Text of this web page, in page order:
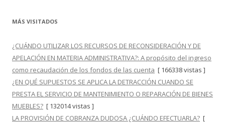
MÁS VISITADOS
¿CUÁNDO UTILIZAR LOS RECURSOS DE RECONSIDERACIÓN Y DE
APELACIÓN EN MATERIA ADMINISTRATIVA?: A propósito del ingreso
como recaudación de los fondos de las cuenta [ 166338 vistas ]
¿EN QUÉ SUPUESTOS SE APLICA LA DETRACCIÓN CUANDO SE
PRESTA EL SERVICIO DE MANTENIMIENTO O REPARACIÓN DE BIENES
MUEBLES? [ 132014 vistas ]
LA PROVISIÓN DE COBRANZA DUDOSA ¿CUÁNDO EFECTUARLA? [